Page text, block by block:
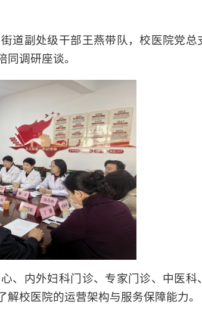
道副处级干部王燕带队，校医院党总
调研座谈。
、内外妇科门诊、专家门诊、中医科
解校医院的运营架构与服务保障能力。